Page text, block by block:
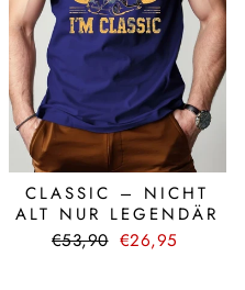
CLASSIC – NICHT
ALT NUR LEGENDÄR
Normaler
€53,90 Sonderpreis
€26,95